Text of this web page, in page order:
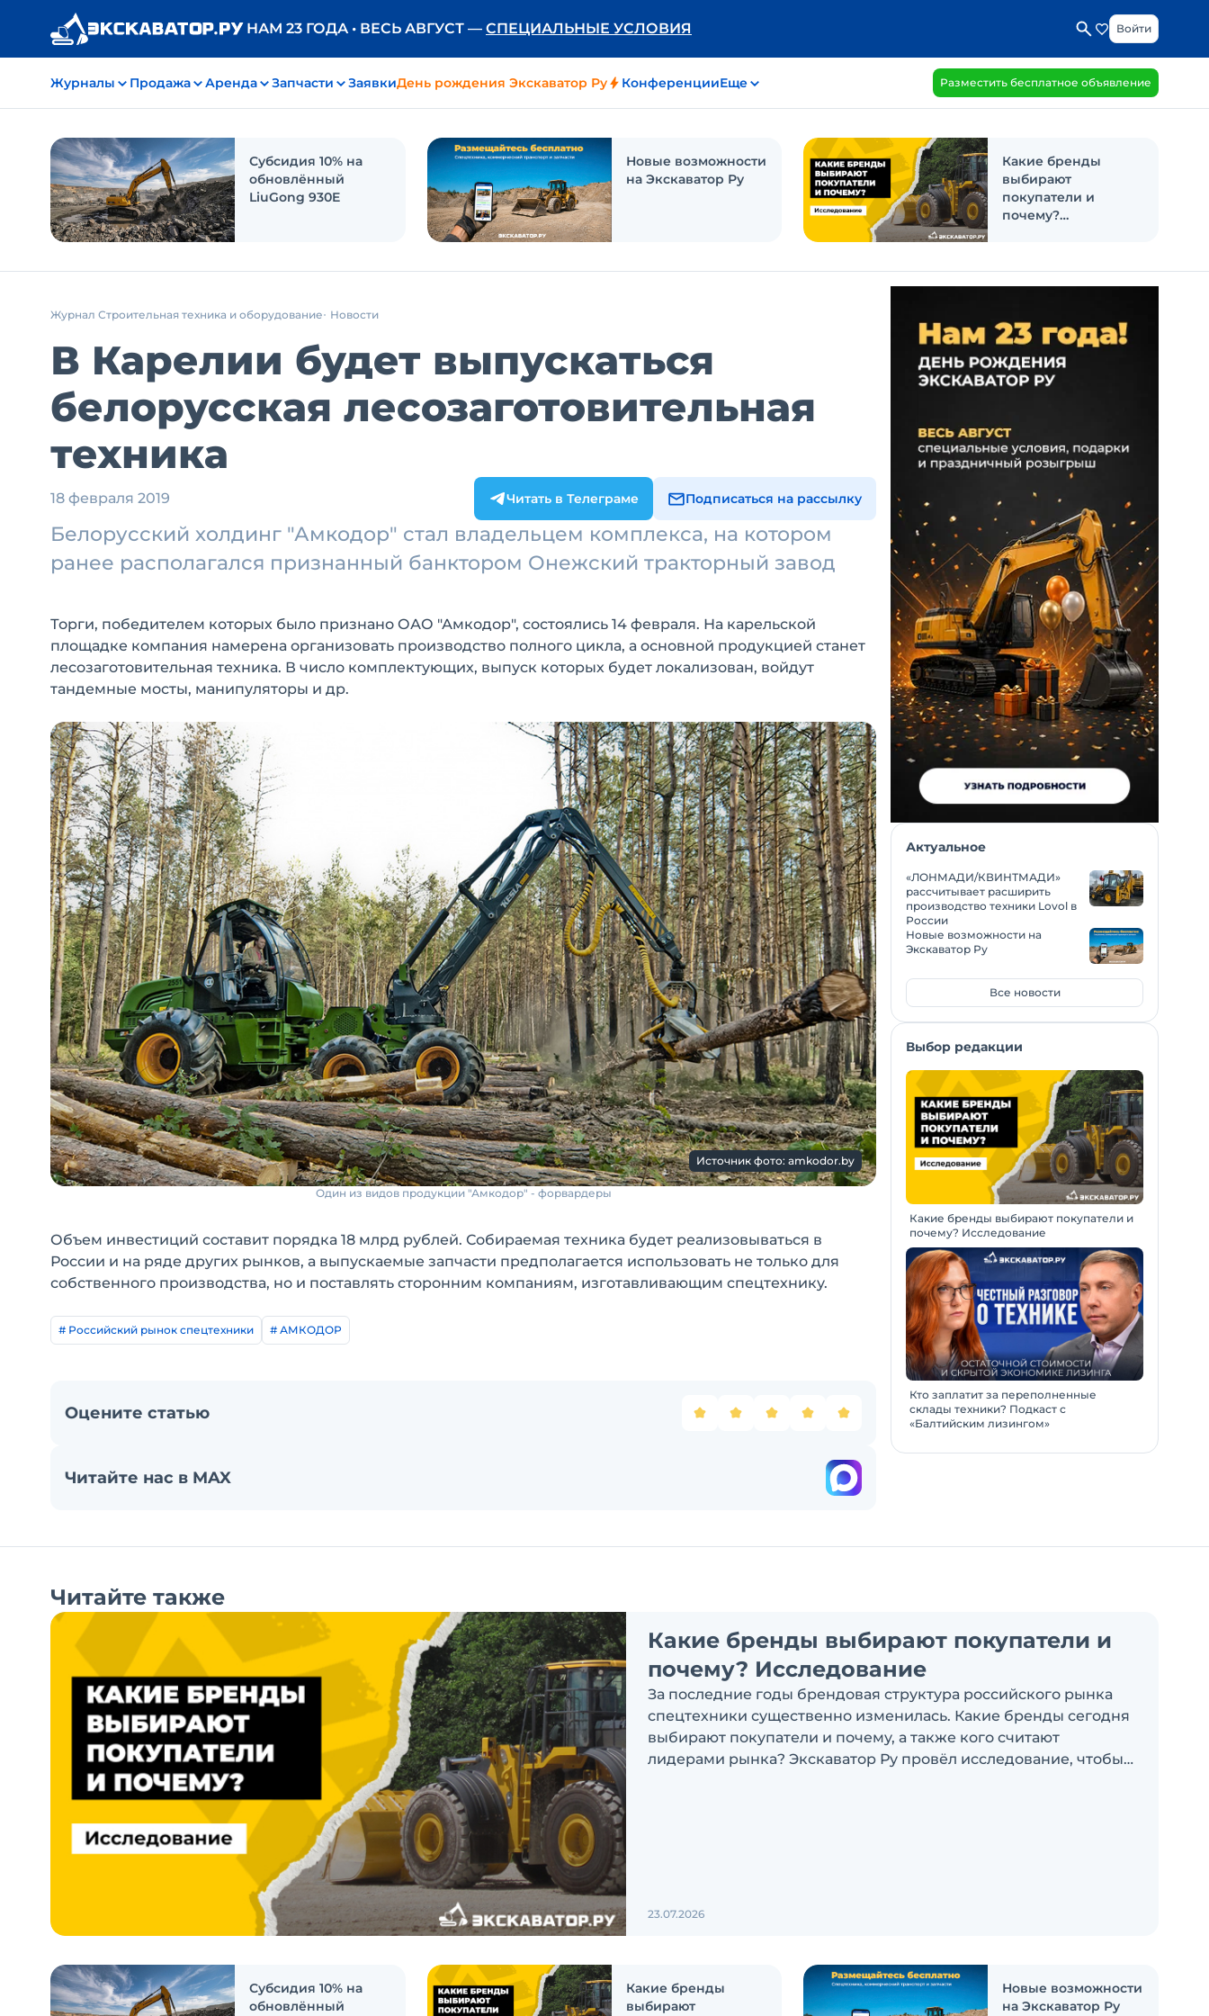
НАМ 23 ГОДА • ВЕСЬ АВГУСТ — СПЕЦИАЛЬНЫЕ УСЛОВИЯ Войти
Журналы Продажа Аренда Запчасти ЗаявкиДень рождения Экскаватор Ру КонференцииЕще Разместить бесплатное объявление
Субсидия 10% на
обновлённый
LiuGong 930E
Новые возможности
на Экскаватор Ру
Какие бренды
выбирают
покупатели и
почему?
Журнал Строительная техника и оборудование Новости
В Карелии будет выпускаться
белорусская лесозаготовительная
техника
18 февраля 2019 Читать в Телеграме Подписаться на рассылку
Белорусский холдинг "Амкодор" стал владельцем комплекса, на котором
ранее располагался признанный банктором Онежский тракторный завод
Торги, победителем которых было признано ОАО "Амкодор", состоялись 14 февраля. На карельской
площадке компания намерена организовать производство полного цикла, а основной продукцией станет
лесозаготовительная техника. В число комплектующих, выпуск которых будет локализован, войдут
тандемные мосты, манипуляторы и др.
Источник фото: amkodor.by
Один из видов продукции "Амкодор" - форвардеры
Объем инвестиций составит порядка 18 млрд рублей. Собираемая техника будет реализовываться в
России и на ряде других рынков, а выпускаемые запчасти предполагается использовать не только для
собственного производства, но и поставлять сторонним компаниям, изготавливающим спецтехнику.
# Российский рынок спецтехники # АМКОДОР
Оцените статью
Читайте нас в MAX
Актуальное
«ЛОНМАДИ/КВИНТМАДИ»
рассчитывает расширить
производство техники Lovol в
России
Новые возможности на
Экскаватор Ру
Все новости
Выбор редакции
Какие бренды выбирают покупатели и
почему? Исследование
Кто заплатит за переполненные
склады техники? Подкаст с
«Балтийским лизингом»
Читайте также
Какие бренды выбирают покупатели и
почему? Исследование
За последние годы брендовая структура российского рынка
спецтехники существенно изменилась. Какие бренды сегодня
выбирают покупатели и почему, а также кого считают
лидерами рынка? Экскаватор Ру провёл исследование, чтобы
23.07.2026
Субсидия 10% на
обновлённый
Какие бренды
выбирают
Новые возможности
на Экскаватор Ру